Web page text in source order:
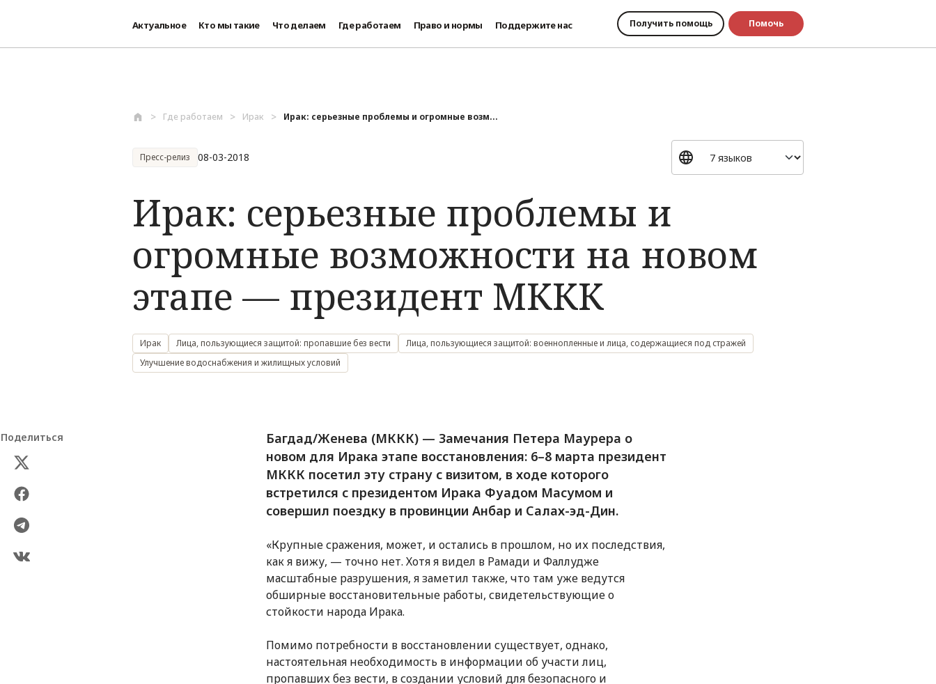
Актуальное Кто мы такие Что делаем Где работаем Право и нормы Поддержите нас Получить помощь Помочь
Где работаем Ирак Ирак: серьезные проблемы и огромные возм...
Пресс-релиз 08-03-2018
Ирак: серьезные проблемы и
огромные возможности на новом
этапе — президент МККК
Ирак Лица, пользующиеся защитой: пропавшие без вести
Лица, пользующиеся защитой: военнопленные и лица, содержащиеся под стражей
Улучшение водоснабжения и жилищных условий
Поделиться
Багдад/Женева (МККК) — Замечания Петера Маурера о
новом для Ирака этапе восстановления: 6–8 марта президент
МККК посетил эту страну с визитом, в ходе которого
встретился с президентом Ирака Фуадом Масумом и
совершил поездку в провинции Анбар и Салах-эд-Дин.
«Крупные сражения, может, и остались в прошлом, но их последствия,
как я вижу, — точно нет. Хотя я видел в Рамади и Фаллудже
масштабные разрушения, я заметил также, что там уже ведутся
обширные восстановительные работы, свидетельствующие о
стойкости народа Ирака.
Помимо потребности в восстановлении существует, однако,
настоятельная необходимость в информации об участи лиц,
пропавших без вести, в создании условий для безопасного и